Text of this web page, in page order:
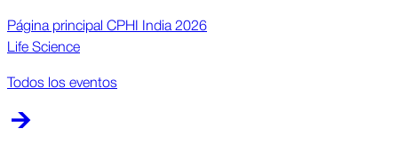
Página prin­ci­pal CPHI India 2026
Life Science
Todos los eventos